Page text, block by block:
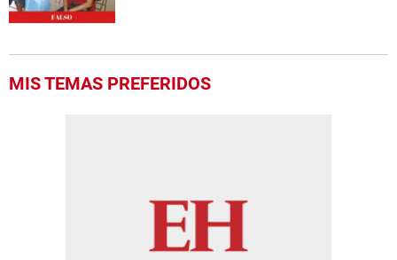
MIS TEMAS PREFERIDOS